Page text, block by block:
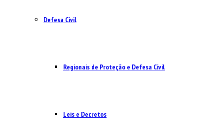
Defesa Civil
Regionais de Proteção e Defesa Civil
Leis e Decretos